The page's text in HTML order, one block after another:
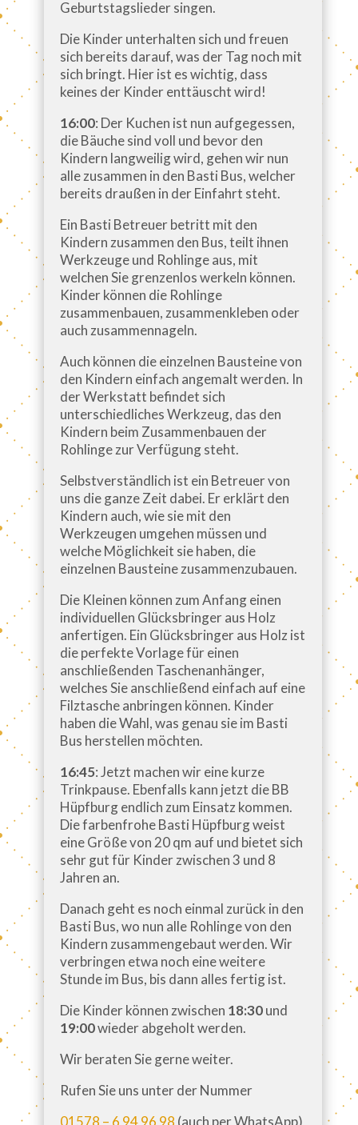
Geburtstagslieder singen.
Die Kinder unterhalten sich und freuen
sich bereits darauf, was der Tag noch mit
sich bringt. Hier ist es wichtig, dass
keines der Kinder enttäuscht wird!
16:00: Der Kuchen ist nun aufgegessen,
die Bäuche sind voll und bevor den
Kindern langweilig wird, gehen wir nun
alle zusammen in den Basti Bus, welcher
bereits draußen in der Einfahrt steht.
Ein Basti Betreuer betritt mit den
Kindern zusammen den Bus, teilt ihnen
Werkzeuge und Rohlinge aus, mit
welchen Sie grenzenlos werkeln können.
Kinder können die Rohlinge
zusammenbauen, zusammenkleben oder
auch zusammennageln.
Auch können die einzelnen Bausteine von
den Kindern einfach angemalt werden. In
der Werkstatt befindet sich
unterschiedliches Werkzeug, das den
Kindern beim Zusammenbauen der
Rohlinge zur Verfügung steht.
Selbstverständlich ist ein Betreuer von
uns die ganze Zeit dabei. Er erklärt den
Kindern auch, wie sie mit den
Werkzeugen umgehen müssen und
welche Möglichkeit sie haben, die
einzelnen Bausteine zusammenzubauen.
Die Kleinen können zum Anfang einen
individuellen Glücksbringer aus Holz
anfertigen. Ein Glücksbringer aus Holz ist
die perfekte Vorlage für einen
anschließenden Taschenanhänger,
welches Sie anschließend einfach auf eine
Filztasche anbringen können. Kinder
haben die Wahl, was genau sie im Basti
Bus herstellen möchten.
16:45: Jetzt machen wir eine kurze
Trinkpause. Ebenfalls kann jetzt die BB
Hüpfburg endlich zum Einsatz kommen.
Die farbenfrohe Basti Hüpfburg weist
eine Größe von 20 qm auf und bietet sich
sehr gut für Kinder zwischen 3 und 8
Jahren an.
Danach geht es noch einmal zurück in den
Basti Bus, wo nun alle Rohlinge von den
Kindern zusammengebaut werden. Wir
verbringen etwa noch eine weitere
Stunde im Bus, bis dann alles fertig ist.
Die Kinder können zwischen 18:30und
19:00wieder abgeholt werden.
Wir beraten Sie gerne weiter.
Rufen Sie uns unter der Nummer
01578 – 6 94 96 98 (auch per WhatsApp)